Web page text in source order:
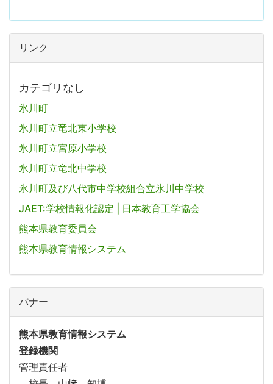
リンク
カテゴリなし
氷川町
氷川町立竜北東小学校
氷川町立宮原小学校
氷川町立竜北中学校
氷川町及び八代市中学校組合立氷川中学校
JAET:学校情報化認定 | 日本教育工学協会
熊本県教育委員会
熊本県教育情報システム
バナー
熊本県教育情報システム
登録機関
管理責任者